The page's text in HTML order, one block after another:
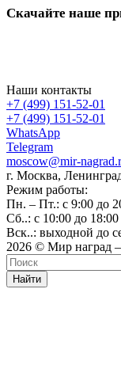
Скачайте наше
Наши контакты
+7 (499) 151-52-01
+7 (499) 151-52-01
WhatsApp
Telegram
moscow@mir-
г. Москва,
Режим работы:
Пн. – Пт.: с 9:00 до
Сб..: с 10:00 до 18:00
Вск..: выходной до
2026 © Мир наград
Найти